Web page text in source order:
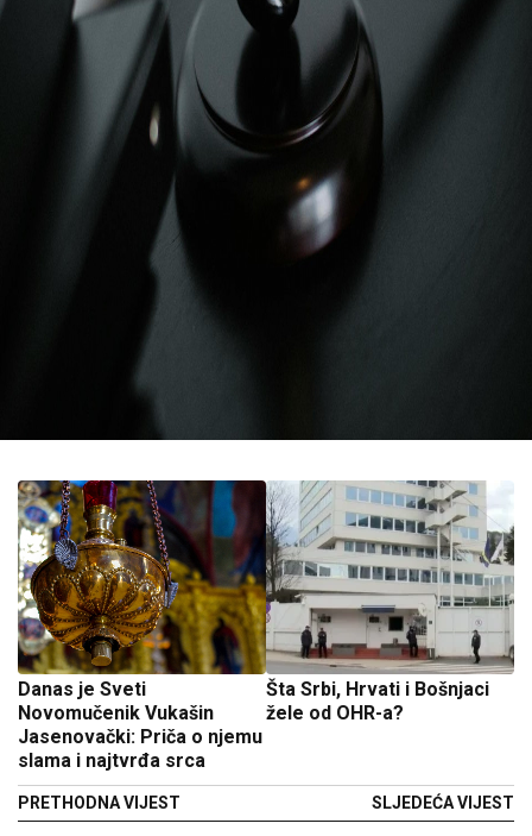
Danas je Sveti
Novomučenik Vukašin
Jasenovački: Priča o njemu
slama i najtvrđa srca
PRETHODNA VIJEST
Šta Srbi, Hrvati i Bošnjaci
žele od OHR-a?
SLJEDEĆA VIJEST